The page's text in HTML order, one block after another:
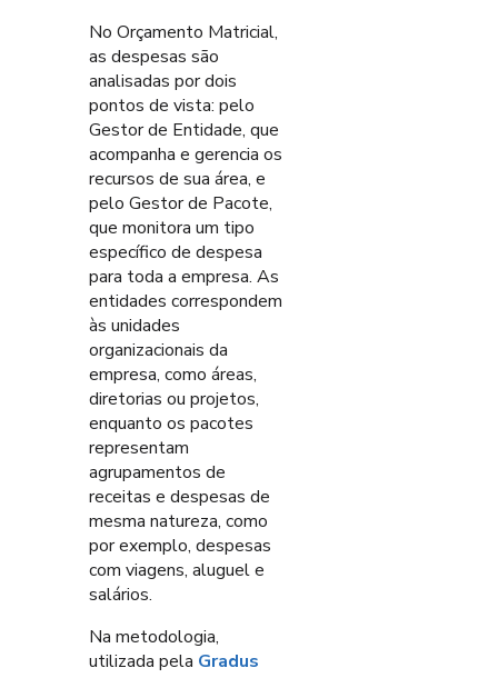
No Orçamento Matricial,
as despesas são
analisadas por dois
pontos de vista: pelo
Gestor de Entidade, que
acompanha e gerencia os
recursos de sua área, e
pelo Gestor de Pacote,
que monitora um tipo
específico de despesa
para toda a empresa. As
entidades correspondem
às unidades
organizacionais da
empresa, como áreas,
diretorias ou projetos,
enquanto os pacotes
representam
agrupamentos de
receitas e despesas de
mesma natureza, como
por exemplo, despesas
com viagens, aluguel e
salários.
Na metodologia,
utilizada pela Gradus